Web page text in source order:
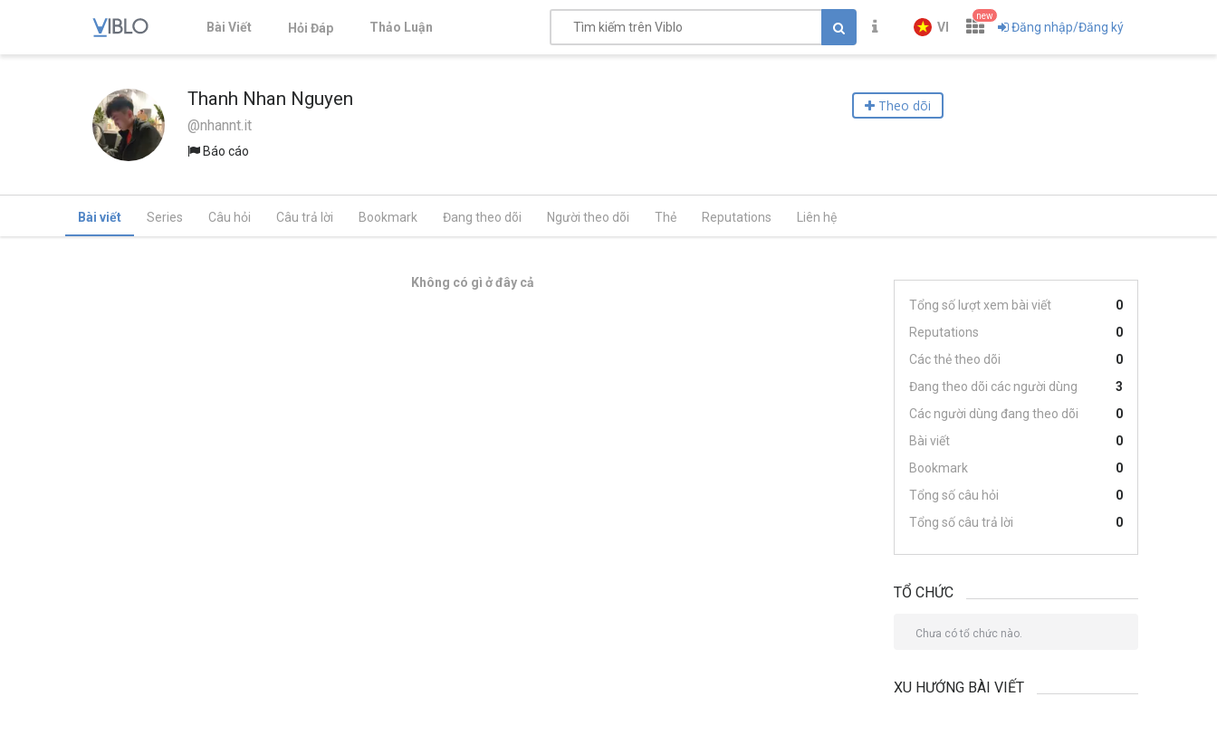
Bài Viết Hỏi Đáp Thảo Luận VI
new
Đăng nhập/Đăng ký
Thanh Nhan Nguyen
@nhannt.it
Báo cáo
Theo dõi
Bài viết Series Câu hỏi Câu trả lời Bookmark Đang theo dõi Người theo dõi Thẻ Reputations Liên hệ
Không có gì ở đây cả
Tổng số lượt xem bài viết
0
Reputations
0
Các thẻ theo dõi
0
Đang theo dõi các người dùng
3
Các người dùng đang theo dõi
0
Bài viết
0
Bookmark
0
Tổng số câu hỏi
0
Tổng số câu trả lời
0
TỔ CHỨC
Chưa có tổ chức nào.
XU HƯỚNG BÀI VIẾT